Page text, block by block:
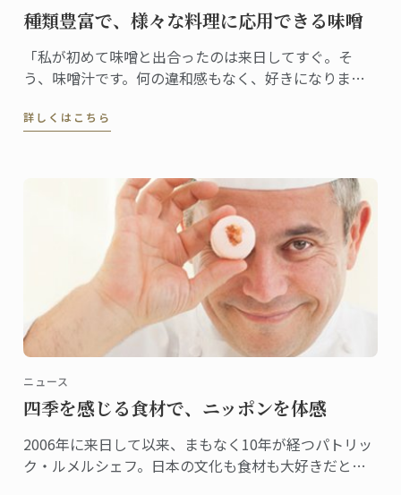
種類豊富で、様々な料理に応用できる味噌
「私が初めて味噌と出合ったのは来日してすぐ。そ
う、味噌汁です。何の違和感もなく、好きになりまし
は7年前。「日本人なら誰もが親しむ味ですから、これ
詳しくはこちら
ニュース
四季を感じる食材で、ニッポンを体感
2006年に来日して以来、まもなく10年が経つパトリッ
ク・ルメルシェフ。日本の文化も食材も大好きだとい